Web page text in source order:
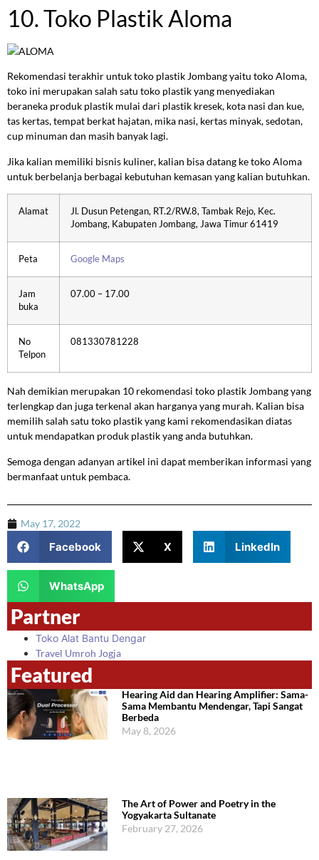
10. Toko Plastik Aloma
Rekomendasi terakhir untuk toko plastik Jombang yaitu toko Aloma,
toko ini merupakan salah satu toko plastik yang menyediakan
beraneka produk plastik mulai dari plastik kresek, kota nasi dan kue,
tas kertas, tempat berkat hajatan, mika nasi, kertas minyak, sedotan,
cup minuman dan masih banyak lagi.
Jika kalian memiliki bisnis kuliner, kalian bisa datang ke toko Aloma
untuk berbelanja berbagai kebutuhan kemasan yang kalian butuhkan.
Alamat
Jl. Dusun Petengan, RT.2/RW.8, Tambak Rejo, Kec.
Jombang, Kabupaten Jombang, Jawa Timur 61419
Peta Google Maps
Jam
buka
07.00 – 17.00
No
Telpon
081330781228
Nah demikian merupakan 10 rekomendasi toko plastik Jombang yang
terlengkap dan juga terkenal akan harganya yang murah. Kalian bisa
memilih salah satu toko plastik yang kami rekomendasikan diatas
untuk mendapatkan produk plastik yang anda butuhkan.
Semoga dengan adanyan artikel ini dapat memberikan informasi yang
bermanfaat untuk pembaca.
May 17, 2022
Facebook X LinkedIn
WhatsApp
Partner
Toko Alat Bantu Dengar
Travel Umroh Jogja
Featured
Hearing Aid dan Hearing Amplifier: Sama-
Sama Membantu Mendengar, Tapi Sangat
Berbeda
May 8, 2026
The Art of Power and Poetry in the
Yogyakarta Sultanate
February 27, 2026